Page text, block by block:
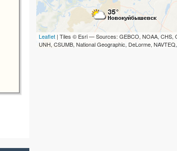
Leaflet | Tiles © Esri — Sources: GEBCO, NOAA, CHS,
UNH, CSUMB, National Geographic, DeLorme,